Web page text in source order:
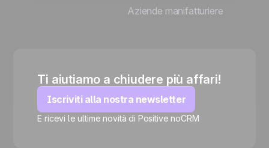
🍪
Aziende manifatturiere
Ti aiutiamo a chiudere più affari!
Iscriviti alla nostra newsletter
E ricevi le ultime novità di Positive noCRM